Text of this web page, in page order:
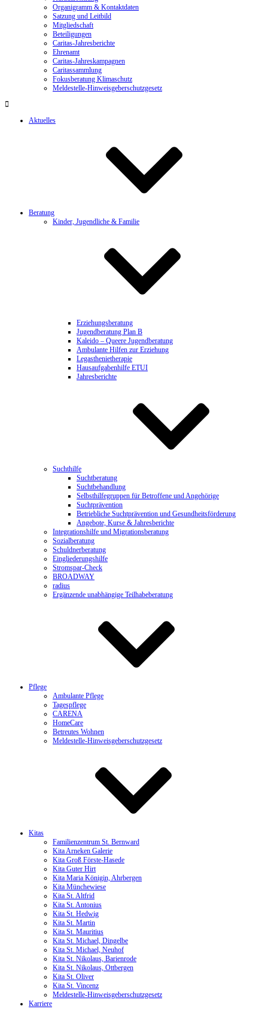
Organigramm & Kontaktdaten
Satzung und Leitbild
Mitgliedschaft
Beteiligungen
Caritas-Jahresberichte
Ehrenamt
Caritas-Jahreskampagnen
Caritassammlung
Fokusberatung Klimaschutz
Meldestelle-Hinweisgeberschutzgesetz
Aktuelles
Beratung
Kinder, Jugendliche & Familie
Erziehungsberatung
Jugendberatung Plan B
Kaleido – Queere Jugendberatung
Ambulante Hilfen zur Erziehung
Legasthenietherapie
Hausaufgabenhilfe ETUI
Jahresberichte
Suchthilfe
Suchtberatung
Suchtbehandlung
Selbsthilfegruppen für Betroffene und Angehörige
Suchtprävention
Betriebliche Suchtprävention und Gesundheitsförderung
Angebote, Kurse & Jahresberichte
Integrationshilfe und Migrationsberatung
Sozialberatung
Schuldnerberatung
Eingliederungshilfe
Stromspar-Check
BROADWAY
radius
Ergänzende unabhängige Teilhabeberatung
Pflege
Ambulante Pflege
Tagespflege
CARENA
HomeCare
Betreutes Wohnen
Meldestelle-Hinweisgeberschutzgesetz
Kitas
Familienzentrum St. Bernward
Kita Arneken Galerie
Kita Groß Förste-Hasede
Kita Guter Hirt
Kita Maria Königin, Ahrbergen
Kita Münchewiese
Kita St. Altfrid
Kita St. Antonius
Kita St. Hedwig
Kita St. Martin
Kita St. Mauritius
Kita St. Michael, Dingelbe
Kita St. Michael, Neuhof
Kita St. Nikolaus, Barienrode
Kita St. Nikolaus, Ottbergen
Kita St. Oliver
Kita St. Vincenz
Meldestelle-Hinweisgeberschutzgesetz
Karriere